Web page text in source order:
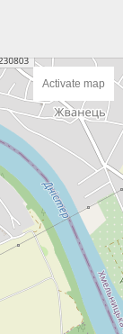
Activate map